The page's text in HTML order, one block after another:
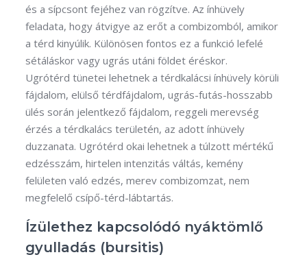
és a sípcsont fejéhez van rögzítve. Az ínhüvely
feladata, hogy átvigye az erőt a combizomból, amikor
a térd kinyúlik. Különösen fontos ez a funkció lefelé
sétáláskor vagy ugrás utáni földet éréskor.
Ugrótérd tünetei lehetnek a térdkalácsi ínhüvely körüli
fájdalom, elülső térdfájdalom, ugrás-futás-hosszabb
ülés során jelentkező fájdalom, reggeli merevség
érzés a térdkalács területén, az adott ínhüvely
duzzanata. Ugrótérd okai lehetnek a túlzott mértékű
edzésszám, hirtelen intenzitás váltás, kemény
felületen való edzés, merev combizomzat, nem
megfelelő csípő-térd-lábtartás.
Ízülethez kapcsolódó nyáktömlő
gyulladás (bursitis)